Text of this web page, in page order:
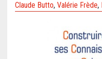
Claude Butto, Valérie Frède,